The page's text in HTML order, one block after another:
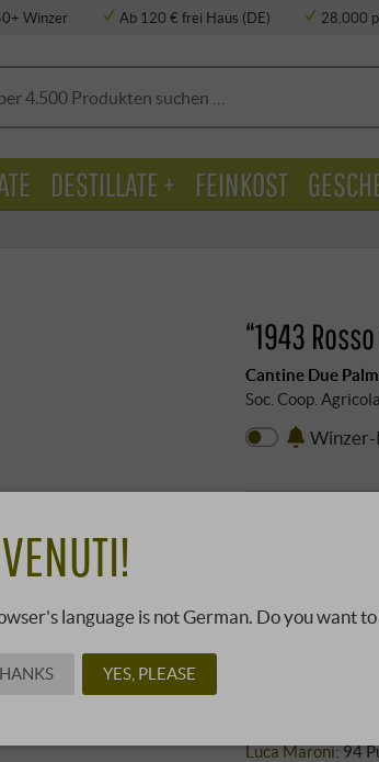
Winzer Ab 120 € frei Haus (DE)
28.000
“1943
Cantine Due
Soc. Coop.
Luca Maroni:94
DESTILLATE + FEINKOST
language is not German. Do you want
YES, PLEASE